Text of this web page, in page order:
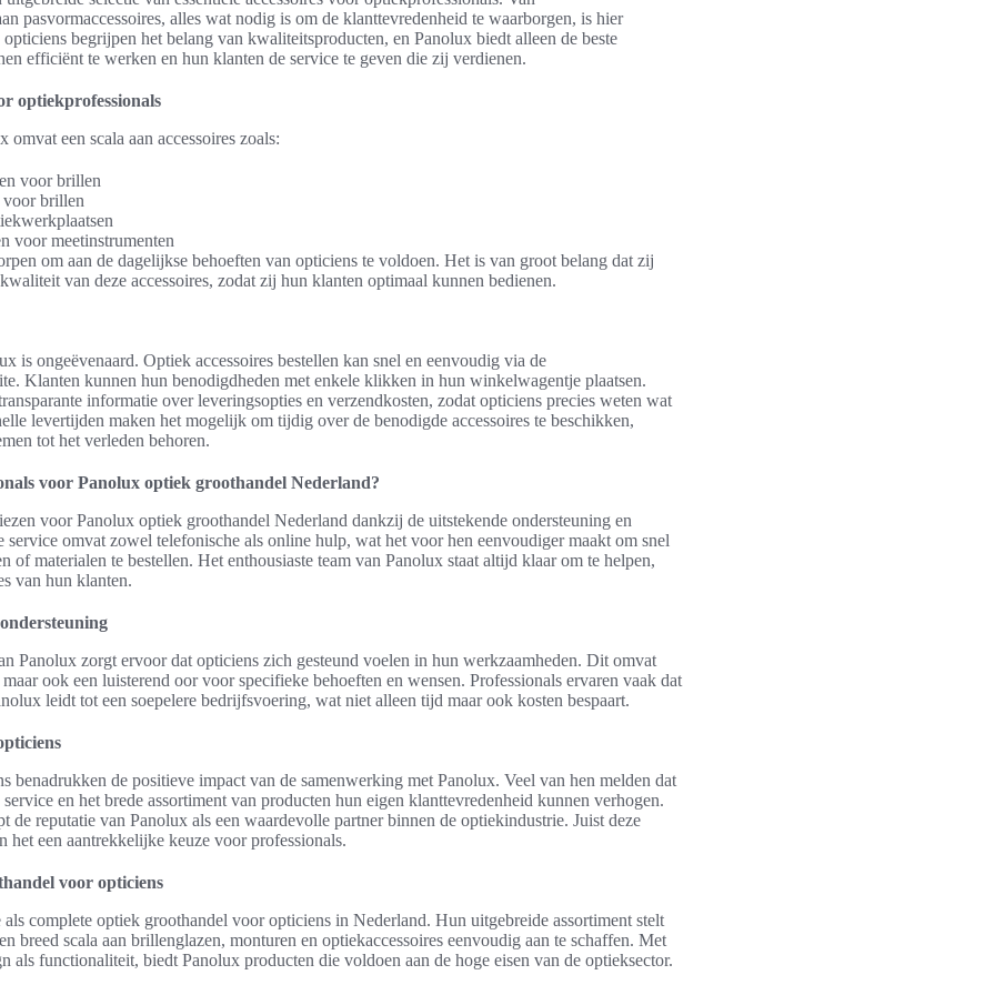
pasvormaccessoires, alles wat nodig is om de klanttevredenheid te waarborgen, is hier
opticiens begrijpen het belang van kwaliteitsproducten, en Panolux biedt alleen de beste
efficiënt te werken en hun klanten de service te geven die zij verdienen.
optiekprofessionals
een scala aan accessoires zoals:
voor brillen
voor brillen
voor meetinstrumenten
om aan de dagelijkse behoeften van opticiens te voldoen. Het is van groot belang dat zij
van deze accessoires, zodat zij hun klanten optimaal kunnen bedienen.
is ongeëvenaard. Optiek accessoires bestellen kan snel en eenvoudig via de
Klanten kunnen hun benodigdheden met enkele klikken in hun winkelwagentje plaatsen.
informatie over leveringsopties en verzendkosten, zodat opticiens precies weten wat
levertijden maken het mogelijk om tijdig over de benodigde accessoires te beschikken,
tot het verleden behoren.
voor Panolux optiek groothandel Nederland?
voor Panolux optiek groothandel Nederland dankzij de uitstekende ondersteuning en
service omvat zowel telefonische als online hulp, wat het voor hen eenvoudiger maakt om snel
of materialen te bestellen. Het enthousiaste team van Panolux staat altijd klaar om te helpen,
van hun klanten.
Panolux zorgt ervoor dat opticiens zich gesteund voelen in hun werkzaamheden. Dit omvat
ook een luisterend oor voor specifieke behoeften en wensen. Professionals ervaren vaak dat
leidt tot een soepelere bedrijfsvoering, wat niet alleen tijd maar ook kosten bespaart.
benadrukken de positieve impact van de samenwerking met Panolux. Veel van hen melden dat
en het brede assortiment van producten hun eigen klanttevredenheid kunnen verhogen.
de reputatie van Panolux als een waardevolle partner binnen de optiekindustrie. Juist deze
het een aantrekkelijke keuze voor professionals.
voor opticiens
complete optiek groothandel voor opticiens in Nederland. Hun uitgebreide assortiment stelt
breed scala aan brillenglazen, monturen en optiekaccessoires eenvoudig aan te schaffen. Met
als functionaliteit, biedt Panolux producten die voldoen aan de hoge eisen van de optieksector.